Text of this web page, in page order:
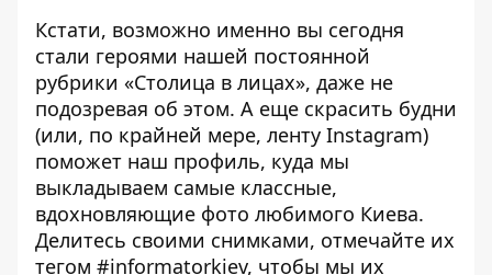
Кстати, возможно именно вы сегодня
стали героями нашей постоянной
рубрики «Столица в лицах», даже не
подозревая об этом. А еще скрасить будни
(или, по крайней мере, ленту Instagram)
поможет наш профиль, куда мы
выкладываем самые классные,
вдохновляющие фото любимого Киева.
Делитесь своими снимками, отмечайте их
тегом #informatorkiev, чтобы мы их